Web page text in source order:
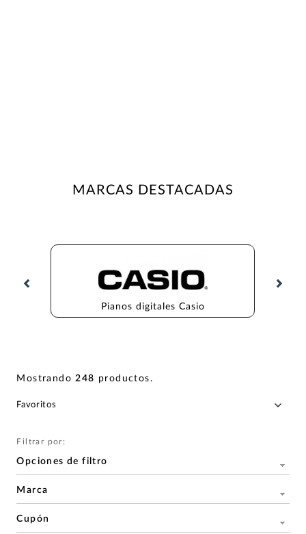
MARCAS DESTACADAS
Pianos digitales Casio
Mostrando248 productos.
Filtrar por:
Opciones de filtro
Marca
Cupón